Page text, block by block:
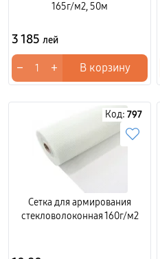
165г/м2, 50м
3 185 лей
− + В корзину
Код: 797
Сетка для армирования
стекловолоконная 160г/м2